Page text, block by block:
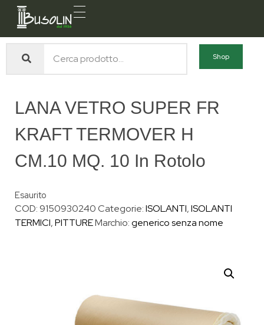
Busolin S.R.L.
Shop
LANA VETRO SUPER FR
KRAFT TERMOVER H
CM.10 MQ. 10 In Rotolo
Esaurito
COD:9150930240Categorie:ISOLANTI,ISOLANTI
TERMICI,PITTUREMarchio:generico senza nome